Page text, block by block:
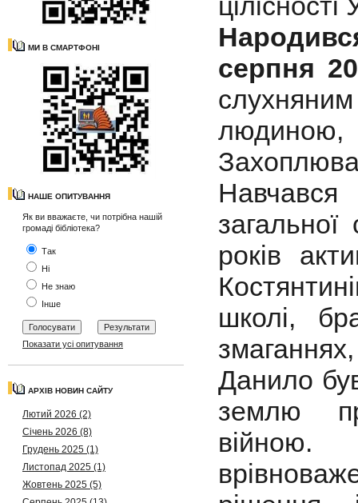
МИ В СМАРТФОНІ
НАШЕ ОПИТУВАННЯ
Як ви вважаєте, чи потрібна нашій
громаді бібліотека?
Так
Ні
Не знаю
Інше
Показати усі опитування
АРХІВ НОВИН САЙТУ
Лютий 2026 (2)
Січень 2026 (8)
Грудень 2025 (1)
Листопад 2025 (1)
Жовтень 2025 (5)
серпня
років
школі,
Данило
землю